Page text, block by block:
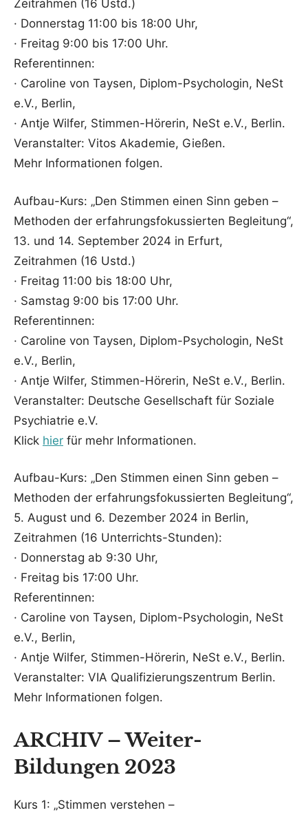
Zeitrahmen (16 Ustd.)
· Donnerstag 11:00 bis 18:00 Uhr,
· Freitag 9:00 bis 17:00 Uhr.
Referentinnen:
· Caroline von Taysen, Diplom-Psychologin, NeSt
e.V., Berlin,
· Antje Wilfer, Stimmen-Hörerin, NeSt e.V., Berlin.
Veranstalter: Vitos Akademie, Gießen.
Mehr Informationen folgen.
Aufbau-Kurs: „Den Stimmen einen Sinn geben –
Methoden der erfahrungsfokussierten Begleitung“,
13. und 14. September 2024 in Erfurt,
Zeitrahmen (16 Ustd.)
· Freitag 11:00 bis 18:00 Uhr,
· Samstag 9:00 bis 17:00 Uhr.
Referentinnen:
· Caroline von Taysen, Diplom-Psychologin, NeSt
e.V., Berlin,
· Antje Wilfer, Stimmen-Hörerin, NeSt e.V., Berlin.
Veranstalter: Deutsche Gesellschaft für Soziale
Psychiatrie e.V.
Klick hier für mehr Informationen.
Aufbau-Kurs: „Den Stimmen einen Sinn geben –
Methoden der erfahrungsfokussierten Begleitung“,
5. August und 6. Dezember 2024 in Berlin,
Zeitrahmen (16 Unterrichts-Stunden):
· Donnerstag ab 9:30 Uhr,
· Freitag bis 17:00 Uhr.
Referentinnen:
· Caroline von Taysen, Diplom-Psychologin, NeSt
e.V., Berlin,
· Antje Wilfer, Stimmen-Hörerin, NeSt e.V., Berlin.
Veranstalter: VIA Qualifizierungszentrum Berlin.
Mehr Informationen folgen.
ARCHIV – Weiter-
Bildungen 2023
Kurs 1: „Stimmen verstehen –